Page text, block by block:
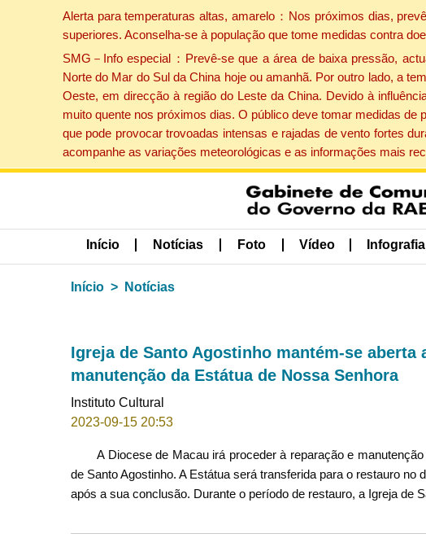
Alerta para temperaturas altas, amarelo：Nos próximos dias,
superiores. Aconselha-se à população que tome medidas contra
SMG－Info especial：Prevê-se que a área de baixa pressão,
Norte do Mar do Sul da China hoje ou amanhã. Por outro lado, a
Oeste, em direcção à região do Leste da China. Devido à
muito quente nos próximos dias. O público deve tomar medidas
que pode provocar trovoadas intensas e rajadas de vento fortes
acompanhe as variações meteorológicas e as informações mais
Início Notícias Foto Vídeo Infografia
Início Notícias
Igreja de Santo Agostinho mantém-se
manutenção da Estátua de Nossa Senhora
Instituto Cultural
2023-09-15 20:53
A Diocese de Macau irá proceder à reparação e
de Santo Agostinho. A Estátua será transferida para o restauro no
após a sua conclusão. Durante o período de restauro, a Igreja de